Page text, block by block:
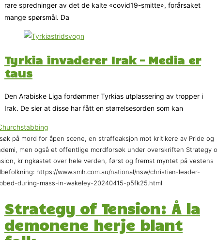
rare spredninger av det de kalte «covid19-smitte», forårsaket
mange spørsmål. Da
Tyrkia invaderer Irak – Media er
taus
Den Arabiske Liga fordømmer Tyrkias utplassering av tropper i
Irak. De sier at disse har fått en størrelsesorden som kan
på mord for åpen scene, en straffeaksjon mot kritikere av Pride og
men også et offentlige mordforsøk under overskriften Strategy
kringkastet over hele verden, først og fremst myntet på vestens
https://www.smh.com.au/national/nsw/christian-leader-
during-mass-in-wakeley-20240415-p5fk25.html
Strategy of Tension: Å la
demonene herje blant